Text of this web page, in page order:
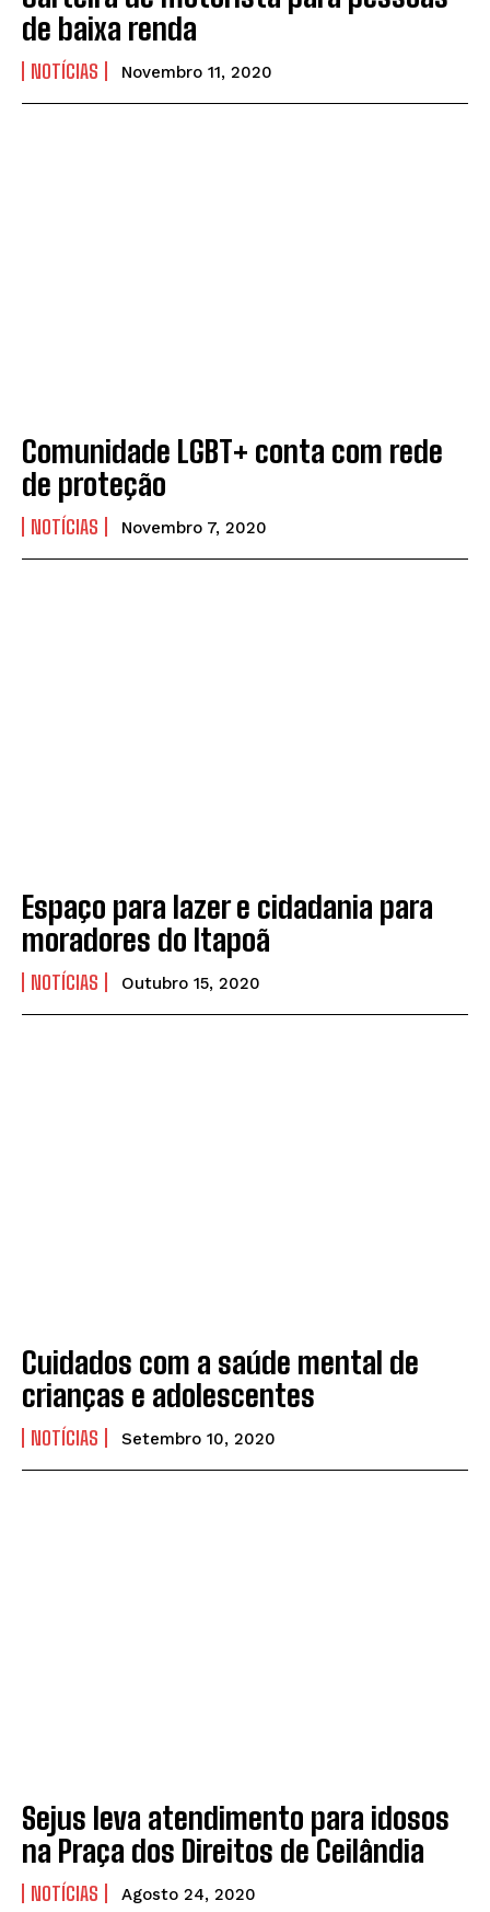
de baixa renda
NOTÍCIAS Novembro 11, 2020
Comunidade LGBT+ conta com rede
de proteção
NOTÍCIAS Novembro 7, 2020
Espaço para lazer e cidadania para
moradores do Itapoã
NOTÍCIAS Outubro 15, 2020
Cuidados com a saúde mental de
crianças e adolescentes
NOTÍCIAS Setembro 10, 2020
Sejus leva atendimento para idosos
na Praça dos Direitos de Ceilândia
NOTÍCIAS Agosto 24, 2020